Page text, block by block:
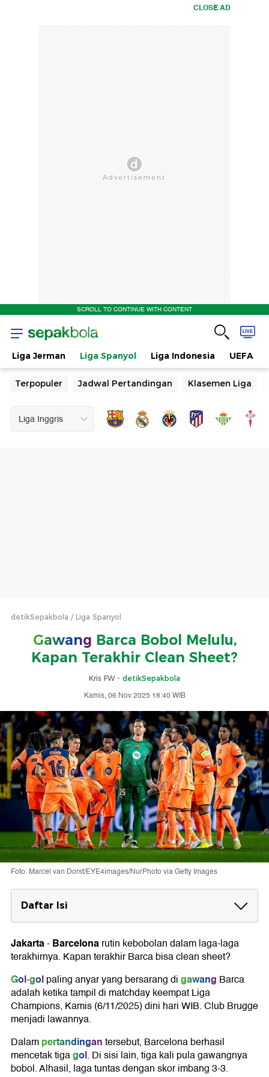
CLOSE AD
SCROLL TO CONTINUE WITH CONTENT
Liga Jerman Liga Spanyol Liga Indonesia UEFA
Terpopuler Jadwal Pertandingan Klasemen Liga
detikSepakbola Liga Spanyol
Gawang Barca Bobol Melulu,
Kapan Terakhir Clean Sheet?
Kris FW - detikSepakbola
Kamis, 06 Nov 2025 18:40 WIB
Foto: Marcel van Dorst/EYE4images/NurPhoto via Getty Images
Daftar Isi
Rentetan gawang Barca bobol melulu
Jakarta-Barcelonarutin kebobolan dalam laga-laga
terakhirnya. Kapan terakhir Barca bisa clean sheet?
Gol-golpaling anyar yang bersarang digawang Barca
adalah ketika tampil di matchday keempat Liga
Champions, Kamis (6/11/2025) dini hari WIB. Club Brugge
menjadi lawannya.
Dalampertandingantersebut, Barcelona berhasil
mencetak tigagol. Di sisi lain, tiga kali pula gawangnya
bobol. Alhasil, laga tuntas dengan skor imbang 3-3.